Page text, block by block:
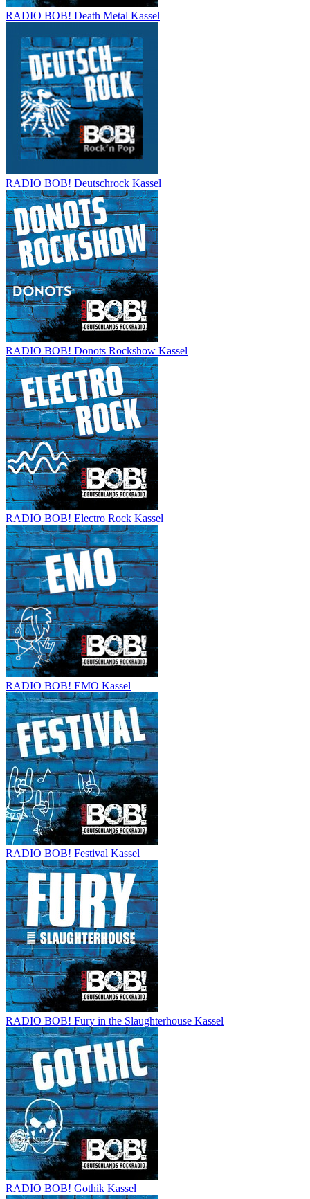
RADIO BOB! Death Metal Kassel
RADIO BOB! Deutschrock Kassel
RADIO BOB! Donots Rockshow Kassel
RADIO BOB! Electro Rock Kassel
RADIO BOB! EMO Kassel
RADIO BOB! Festival Kassel
RADIO BOB! Fury in the Slaughterhouse Kassel
RADIO BOB! Gothik Kassel